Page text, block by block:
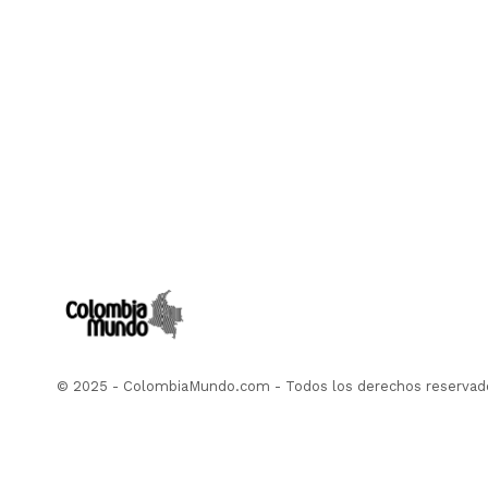
© 2025 - ColombiaMundo.com - Todos los derechos